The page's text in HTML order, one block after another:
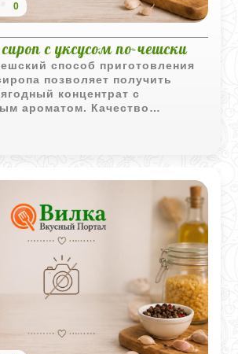
0
с уксусом по-чешски
способ приготовления
позволяет получить
концентрат с
ароматом. Качество
во многом зависит от